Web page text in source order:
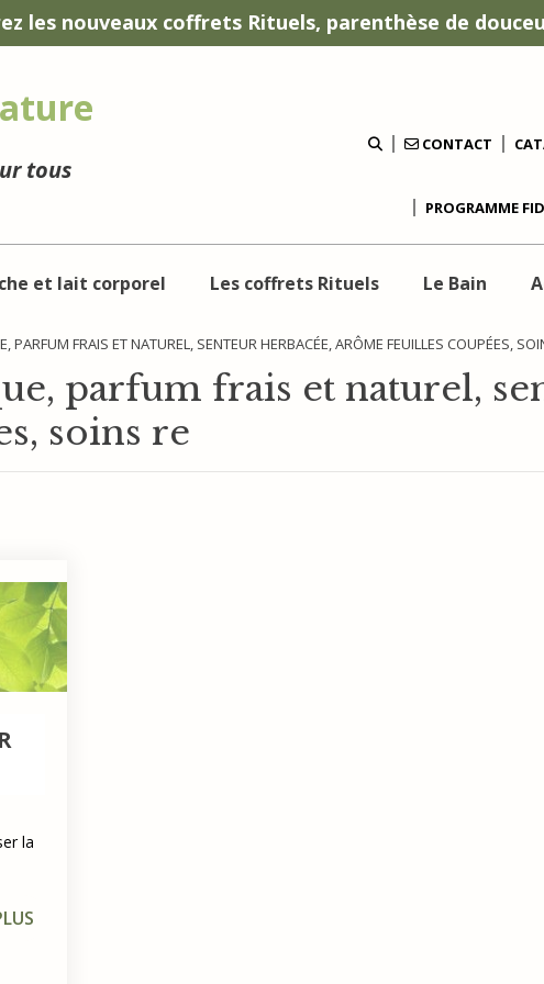
les nouveaux coffrets Rituels, parenthèse de
tous
CONTACT
PROGRAMME
et lait corporel Les coffrets Rituels Le Bain
PARFUM FRAIS ET NATUREL, SENTEUR HERBACÉE, ARÔME FEUILLES COUPÉES,
parfum frais et naturel,
soins re
la